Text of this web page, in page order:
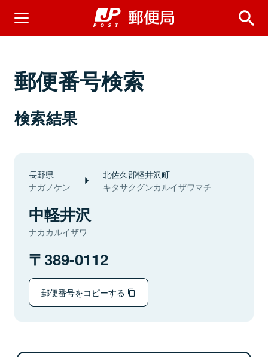
郵便番号検索
検索結果
長野県
ナガノケン
北佐久郡軽井沢町
キタサクグンカルイザワマチ
中軽井沢
ナカカルイザワ
389-0112
郵便番号をコピーする